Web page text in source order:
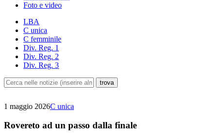
Foto e video
LBA
C unica
C femminile
Div. Reg. 1
Div. Reg. 2
Div. Reg. 3
1 maggio 2026C unica
Rovereto ad un passo dalla finale